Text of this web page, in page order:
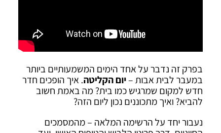
בפרק זה נדבר על אחד הימים המשמעותיים ביותר
במעבר לבית אבות –יום הקליטה. איך הופכים חדר
חדש למקום שמרגיש כמו בית? מה באמת חשוב
להביא? ואיך מתכוננים נכון ליום הזה?
נעבור יחד על הרשימה המלאה – מהמסמכים